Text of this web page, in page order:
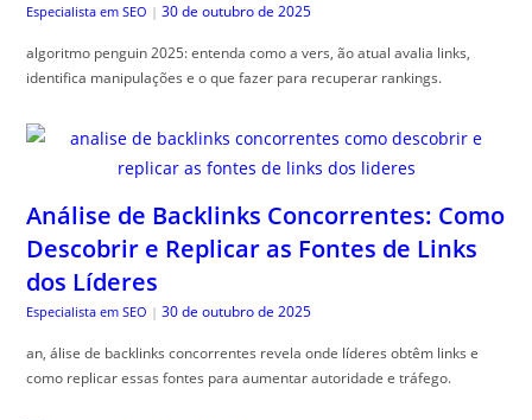
Especialista em SEO | 30 de outubro de 2025
algoritmo penguin 2025: entenda como a vers, ão atual avalia links,
identifica manipulações e o que fazer para recuperar rankings.
Análise de Backlinks Concorrentes: Como
Descobrir e Replicar as Fontes de Links
dos Líderes
Especialista em SEO | 30 de outubro de 2025
an, álise de backlinks concorrentes revela onde líderes obtêm links e
como replicar essas fontes para aumentar autoridade e tráfego.